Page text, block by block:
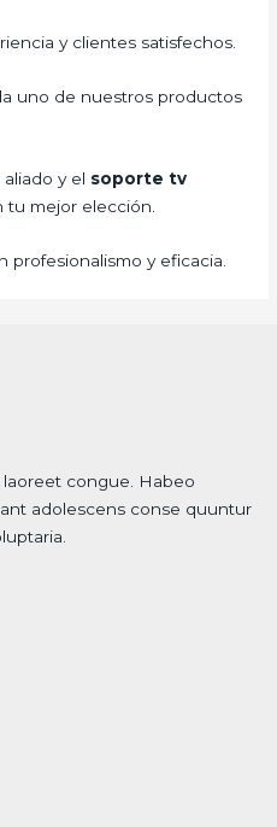
y clientes satisfechos.
uno de nuestros productos
y el soporte tv
tu mejor elección.
profesionalismo y eficacia.
laoreet congue. Habeo
adolescens conse quuntur